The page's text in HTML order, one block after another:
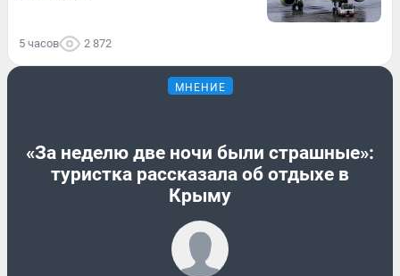
5 часов 2 872
МНЕНИЕ
«За неделю две ночи были страшные»:
туристка рассказала об отдыхе в
Крыму